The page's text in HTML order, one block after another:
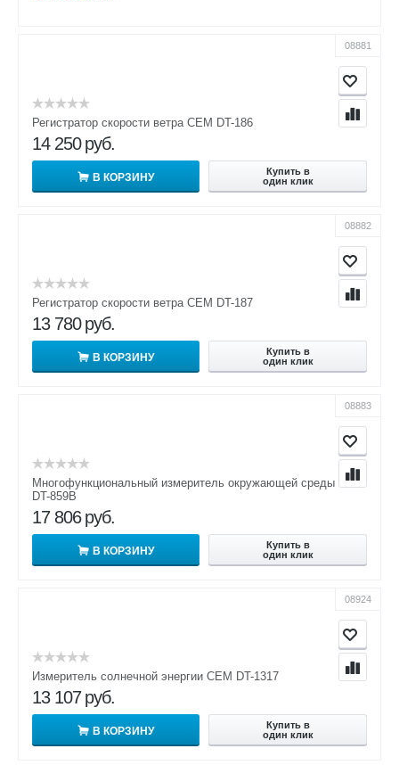
08881
Регистратор скорости ветра CEM DT-186
14 250 руб.
В КОРЗИНУ
Купить в
один клик
08882
Регистратор скорости ветра CEM DT-187
13 780 руб.
В КОРЗИНУ
Купить в
один клик
08883
Многофункциональный измеритель окружающей среды CEM
DT-859B
17 806 руб.
В КОРЗИНУ
Купить в
один клик
08924
Измеритель солнечной энергии CEM DT-1317
13 107 руб.
В КОРЗИНУ
Купить в
один клик